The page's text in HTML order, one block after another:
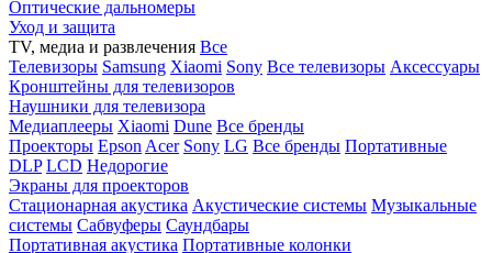
Оптические дальномеры
Уход и защита
TV, медиа и развлечения Все
Телевизоры Samsung Xiaomi Sony Все телевизоры Аксессуары
Кронштейны для телевизоров
Наушники для телевизора
Медиаплееры Xiaomi Dune Все бренды
Проекторы Epson Acer Sony LG Все бренды Портативные
DLP LCD Недорогие
Экраны для проекторов
Стационарная акустика Акустические системы Музыкальные
системы Сабвуферы Саундбары
Портативная акустика Портативные колонки